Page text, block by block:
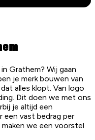
Grathem? Wij gaan
je merk bouwen van
alles klopt. Van logo
Dit doen we met ons
je altijd een
een vast bedrag per
maken we een voorstel